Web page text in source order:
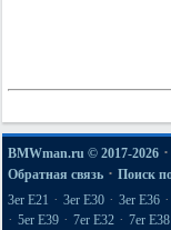
BMWman.ru © 2017-2026 ·
Обратная связь · Поиск
3er E21 · 3er E30 · 3er E36 ·
· 5er E39 · 7er E32 · 7er E38